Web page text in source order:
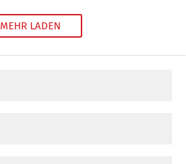
MEHR LADEN